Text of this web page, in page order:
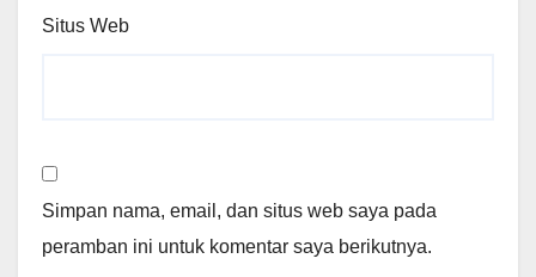
Situs Web
Simpan nama, email, dan situs web saya pada
peramban ini untuk komentar saya berikutnya.